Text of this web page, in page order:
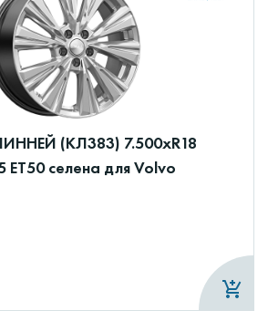
(КЛ383) 7.500xR18
ET50 селена для Volvo